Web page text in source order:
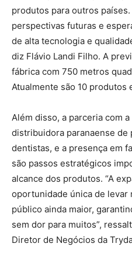
produtos para outros países.
perspectivas futuras e
de alta tecnologia e
diz Flávio Landi Filho. A
fábrica com 750 metros
Atualmente são 10
Além disso, a parceria com a
distribuidora paranaense
dentistas, e a presença em
são passos estratégicos
alcance dos produtos. “A
oportunidade única de levar
público ainda maior,
sem dor para muitos”,
Diretor de Negócios da